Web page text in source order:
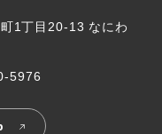
1丁目20-13 なにわ
5976